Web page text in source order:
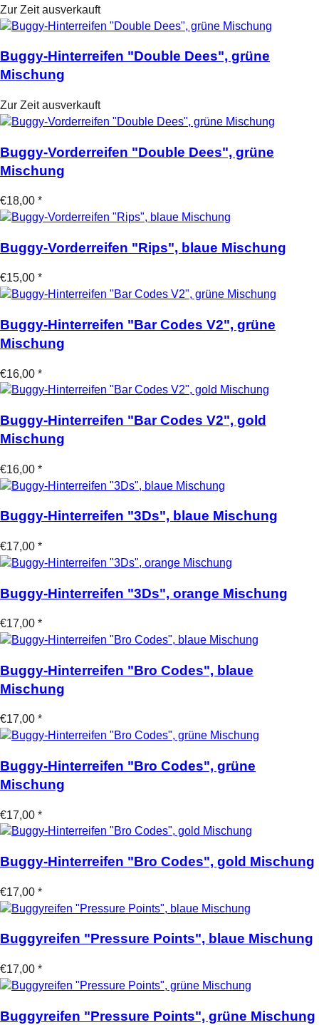
Zur Zeit ausverkauft
Buggy-Hinterreifen "Double Dees", grüne
Mischung
Zur Zeit ausverkauft
Buggy-Vorderreifen "Double Dees", grüne
Mischung
€18,00 *
Buggy-Vorderreifen "Rips", blaue Mischung
€15,00 *
Buggy-Hinterreifen "Bar Codes V2", grüne
Mischung
€16,00 *
Buggy-Hinterreifen "Bar Codes V2", gold
Mischung
€16,00 *
Buggy-Hinterreifen "3Ds", blaue Mischung
€17,00 *
Buggy-Hinterreifen "3Ds", orange Mischung
€17,00 *
Buggy-Hinterreifen "Bro Codes", blaue
Mischung
€17,00 *
Buggy-Hinterreifen "Bro Codes", grüne
Mischung
€17,00 *
Buggy-Hinterreifen "Bro Codes", gold Mischung
€17,00 *
Buggyreifen "Pressure Points", blaue Mischung
€17,00 *
Buggyreifen "Pressure Points", grüne Mischung